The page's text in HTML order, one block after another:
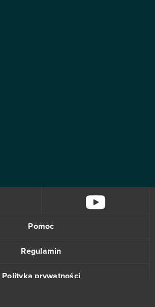
Pomoc
Regulamin
Polityka prywatności